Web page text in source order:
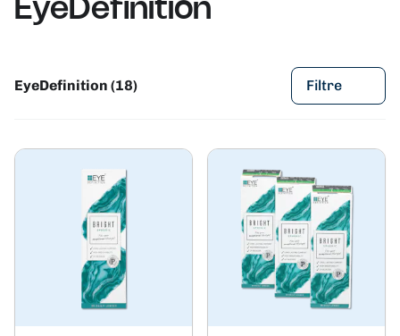
EyeDefinition
EyeDefinition (18) Filtre